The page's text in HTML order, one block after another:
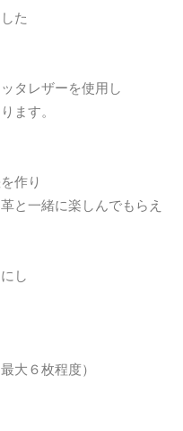
た
タレザーを使用し
ます。
作り
と一緒に楽しんでもらえ
し
大６枚程度）